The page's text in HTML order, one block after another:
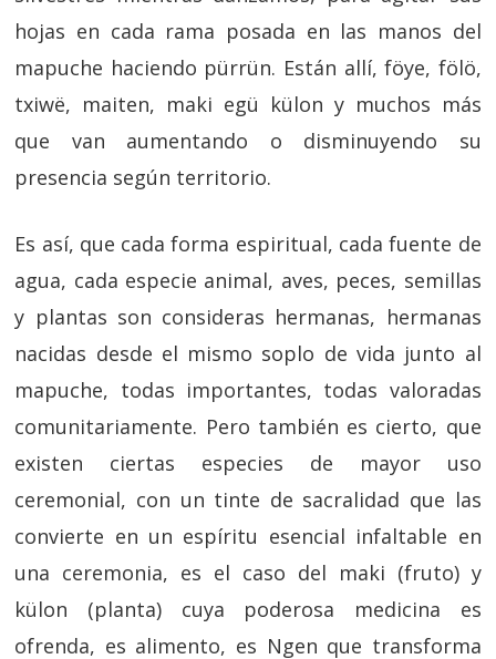
hojas en cada rama posada en las manos del
mapuche haciendo pürrün. Están allí, föye, fölö,
txiwë, maiten, maki egü külon y muchos más
que van aumentando o disminuyendo su
presencia según territorio.
Es así, que cada forma espiritual, cada fuente de
agua, cada especie animal, aves, peces, semillas
y plantas son consideras hermanas, hermanas
nacidas desde el mismo soplo de vida junto al
mapuche, todas importantes, todas valoradas
comunitariamente. Pero también es cierto, que
existen ciertas especies de mayor uso
ceremonial, con un tinte de sacralidad que las
convierte en un espíritu esencial infaltable en
una ceremonia, es el caso del maki (fruto) y
külon (planta) cuya poderosa medicina es
ofrenda, es alimento, es Ngen que transforma